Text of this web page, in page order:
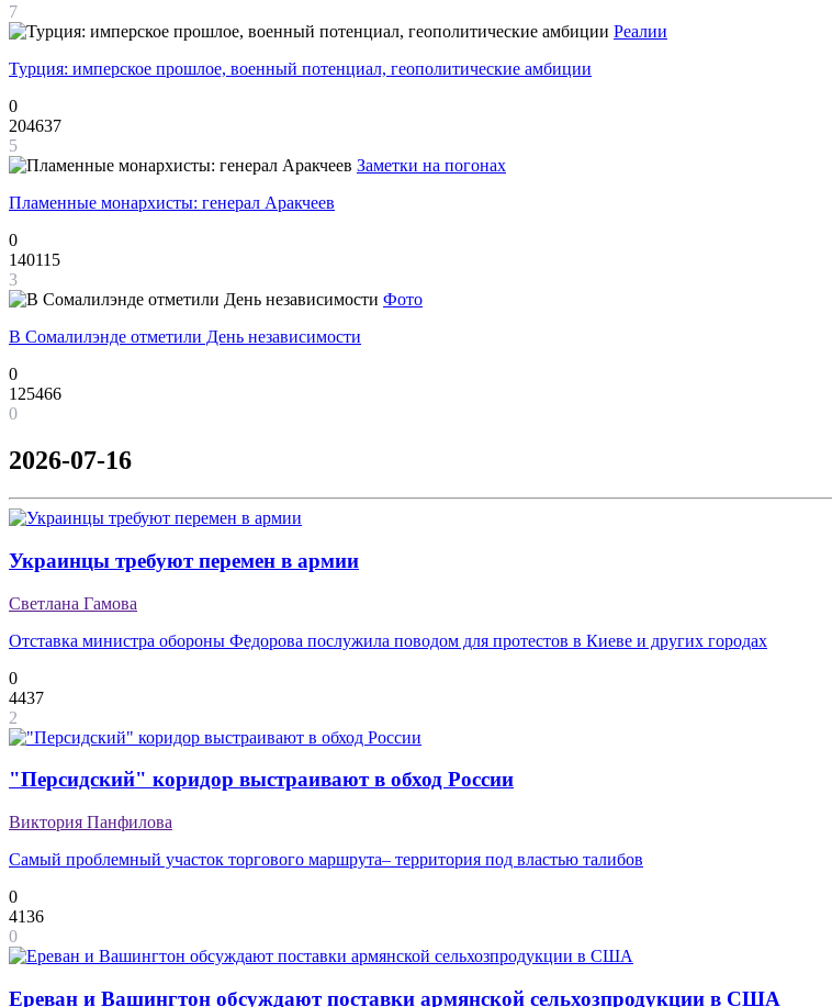
7
Реалии
Турция: имперское прошлое, военный потенциал, геополитические амбиции
0
204637
5
Заметки на погонах
Пламенные монархисты: генерал Аракчеев
0
140115
3
Фото
В Сомалилэнде отметили День независимости
0
125466
0
2026-07-16
Украинцы требуют перемен в армии
Светлана Гамова
Отставка министра обороны Федорова послужила поводом для протестов в Киеве и других городах
0
4437
2
"Персидский" коридор выстраивают в обход России
Виктория Панфилова
Самый проблемный участок торгового маршрута– территория под властью талибов
0
4136
0
Ереван и Вашингтон обсуждают поставки армянской сельхозпродукции в США